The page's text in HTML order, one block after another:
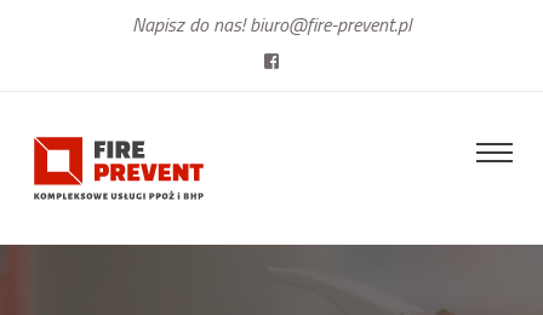
Napisz do nas!biuro@fire-prevent.pl